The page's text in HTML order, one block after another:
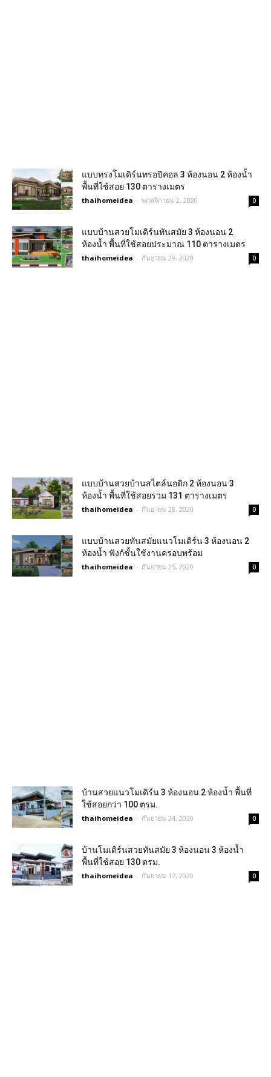
แบบทรงโมเดิร์นทรอปิคอล 3 ห้องนอน 2 ห้องน้ำ
พื้นที่ใช้สอย 130 ตารางเมตร
thaihomeidea - พฤศจิกายน 2, 2020 0
แบบบ้านสวยโมเดิร์นทันสมัย 3 ห้องนอน 2
ห้องน้ำ พื้นที่ใช้สอยประมาณ 110 ตารางเมตร
thaihomeidea - กันยายน 29, 2020 0
แบบบ้านสวยบ้านสไตล์นอดิก 2 ห้องนอน 3
ห้องน้ำ พื้นที่ใช้สอยรวม 131 ตารางเมตร
thaihomeidea - กันยายน 28, 2020 0
แบบบ้านสวยทันสมัยแนวโมเดิร์น 3 ห้องนอน 2
ห้องน้ำ ฟังก์ชั้นใช้งานครอบพร้อม
thaihomeidea - กันยายน 25, 2020 0
บ้านสวยแนวโมเดิร์น 3 ห้องนอน 2 ห้องน้ำ พื้นที่
ใช้สอยกว่า 100 ตรม.
thaihomeidea - กันยายน 24, 2020 0
บ้านโมเดิร์นสวยทันสมัย 3 ห้องนอน 3 ห้องน้ำ
พื้นที่ใช้สอย 130 ตรม.
thaihomeidea - กันยายน 17, 2020 0